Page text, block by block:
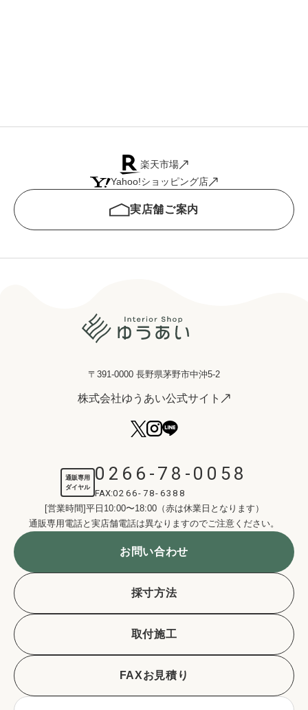
楽天市場
Yahoo!ショッピング店
実店舗ご案内
〒391-0000 長野県茅野市中沖5-2
株式会社ゆうあい公式サイト
通販専用
ダイヤル
0266-78-0058
FAX:0266-78-6388
[営業時間]平日10:00〜18:00（赤は休業日となります）
通販専用電話と実店舗電話は異なりますのでご注意ください。
お問い合わせ
採寸方法
取付施工
FAXお見積り